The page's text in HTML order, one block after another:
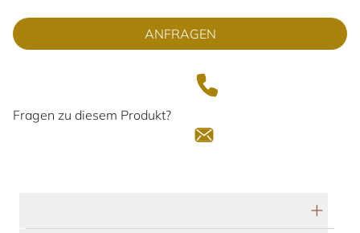
ANFRAGEN
Fragen zu diesem Produkt?